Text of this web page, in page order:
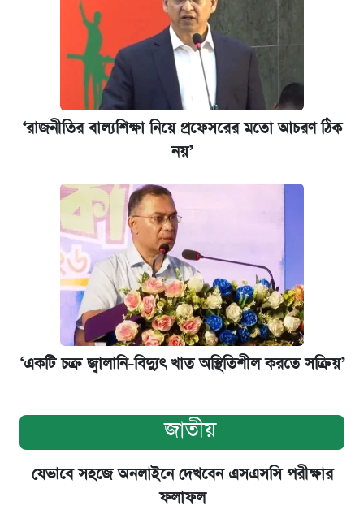
‘রাজনীতির বাল্যশিক্ষা নিয়ে প্রফেসরের মতো আচরণ ঠিক
নয়’
‘একটি চক্র জ্বালানি-বিদ্যুৎ খাত অস্থিতিশীল করতে সক্রিয়’
জাতীয়
যেভাবে সহজে অনলাইনে দেখবেন এসএসসি পরীক্ষার
ফলাফল